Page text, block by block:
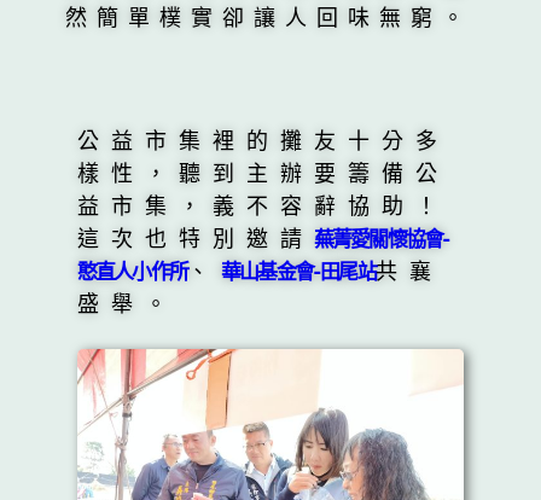
然簡單樸實卻讓人回味無窮。
公益市集裡的攤友十分多
樣性，聽到主辦要籌備公
益市集，義不容辭協助！
這次也特別邀請 蕪菁愛關懷協會-
憨直人小作所、華山基金會-田尾站共襄
盛舉。